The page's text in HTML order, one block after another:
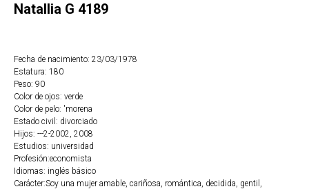
Natallia G 4189
Fecha de nacimiento: 23/03/1978
Estatura: 180
Peso: 90
Color de ojos: verde
Color de pelo: 'morena
Estado civil: divorciado
Hijos: ---2-2002, 2008
Estudios: universidad
Profesión:economista
Idiomas: inglés básico
Carácter:Soy una mujer amable, cariñosa, romántica, decidida, gentil,